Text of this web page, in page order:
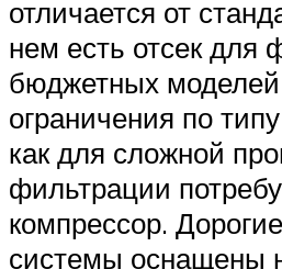
отличается от
нем есть отсек для
бюджетных моделей
ограничения по
как для сложной
фильтрации
компрессор.
системы оснащены